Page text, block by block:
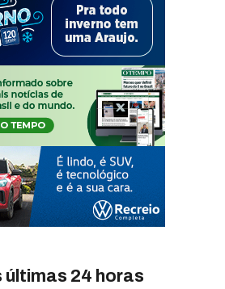
últimas 24 horas